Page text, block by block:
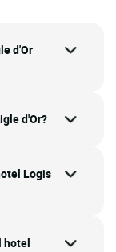
d'Or
d'Or?
Logis
hotel